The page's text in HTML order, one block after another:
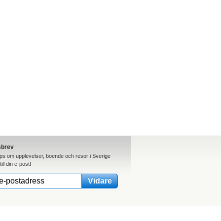
om upplevelser, boende och resor i Sverige
din e-post!